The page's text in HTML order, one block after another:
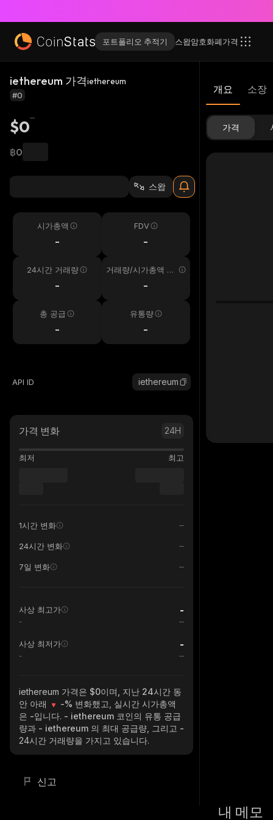
포트폴리오 추적기 스왑암호화폐가격
iethereum 가격iethereum
#0
$0
฿0
스왑
시가총액
-
FDV
-
24시간 거래량
-
거래량/시가총액 24
-
총 공급
-
유통량
-
API ID iethereum
가격 변화 24H
최저 최고
1시간 변화
24시간 변화
7일 변화
사상 최고가 -
-
사상 최저가 -
-
iethereum 가격은 $0이며, 지난 24시간 동
안 아래
-% 변화했고, 실시간 시가총액
은 -입니다. - iethereum 코인의 유통 공급
량과 - iethereum 의 최대 공급량, 그리고 -
24시간 거래량을 가지고 있습니다.
신고
개요 소장
가격
내 메모